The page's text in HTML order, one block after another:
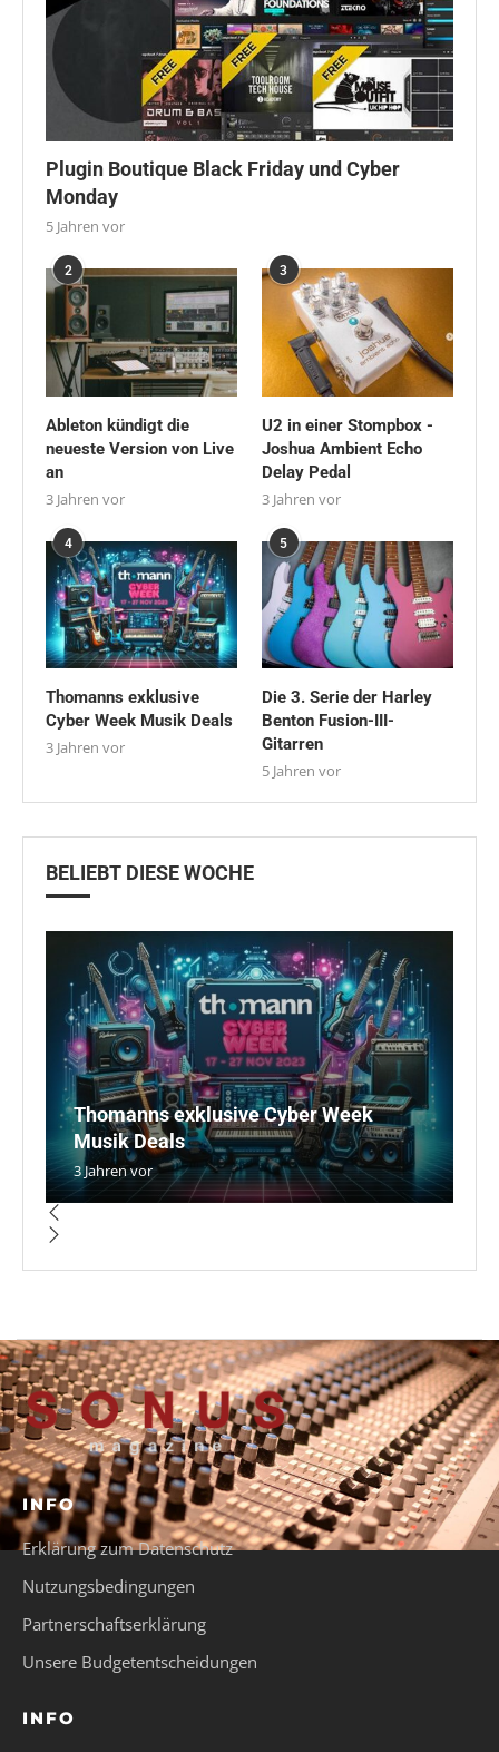
Plugin Boutique Black Friday und Cyber
Monday
5 Jahren vor
2
Ableton kündigt die
neueste Version von Live
an
3 Jahren vor
3
U2 in einer Stompbox -
Joshua Ambient Echo
Delay Pedal
3 Jahren vor
4
Thomanns exklusive
Cyber Week Musik Deals
3 Jahren vor
5
Die 3. Serie der Harley
Benton Fusion-III-
Gitarren
5 Jahren vor
BELIEBT DIESE WOCHE
Thomanns exklusive Cyber Week
Musik Deals
3 Jahren vor
INFO
Erklärung zum Datenschutz
Nutzungsbedingungen
Partnerschaftserklärung
Unsere Budgetentscheidungen
INFO